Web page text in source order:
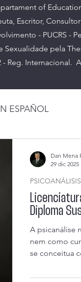
of
Escritor,
- PUCRS -
Sexualidade pela
- Reg. Internacional.
ESPAÑOL
Diploma
A psicanálise
nem como
se conceitua
desejo.
Dan Mena
29 dic 2025